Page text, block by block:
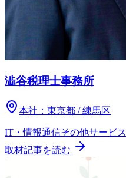
澁谷税理士事務所
本社： 東京都 / 練馬区
IT・情報通信その他サービス
取材記事を読む